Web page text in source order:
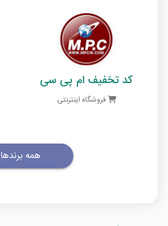
کد تخفیف ام پی سی
فروشگاه اینترنتی
همه برندها